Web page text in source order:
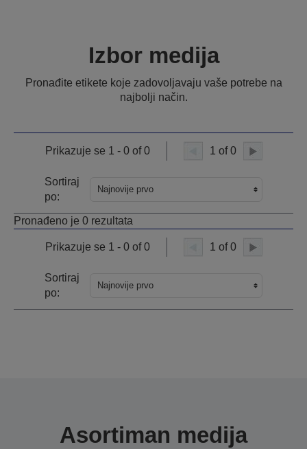
Izbor medija
Pronađite etikete koje zadovoljavaju vaše potrebe na
najbolji način.
Prikazuje se 1 - 0 of 0 1 of 0
Sortiraj
po:
Najnovije prvo
Pronađeno je 0 rezultata
Prikazuje se 1 - 0 of 0 1 of 0
Sortiraj
po:
Najnovije prvo
Asortiman medija